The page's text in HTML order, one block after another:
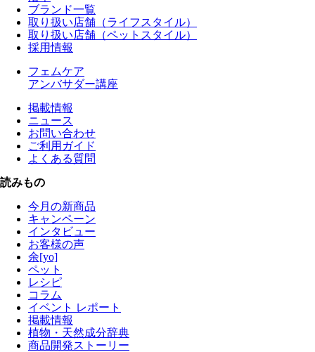
ブランド一覧
取り扱い店舗（ライフスタイル）
取り扱い店舗（ペットスタイル）
採用情報
フェムケア
アンバサダー講座
掲載情報
ニュース
お問い合わせ
ご利用ガイド
よくある質問
読みもの
今月の新商品
キャンペーン
インタビュー
お客様の声
余[yo]
ペット
レシピ
コラム
イベント レポート
掲載情報
植物・天然成分辞典
商品開発ストーリー